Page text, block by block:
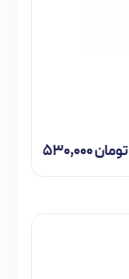
تومان